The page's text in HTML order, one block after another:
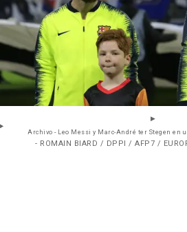
Archivo - Leo Messi y Marc-André ter Stegen en
- ROMAIN BIARD / DPPI / AFP7 /